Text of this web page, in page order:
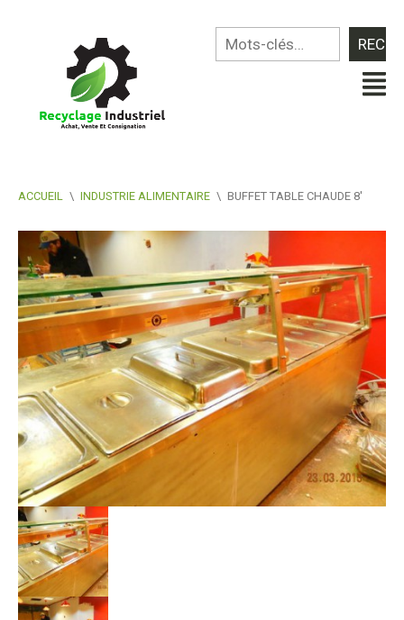
ACCUEIL \ INDUSTRIE ALIMENTAIRE \ BUFFET TABLE CHAUDE 8′